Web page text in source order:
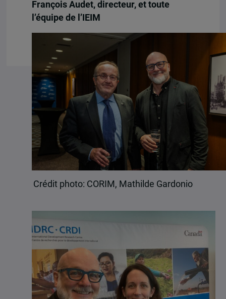
François Audet, directeur, et toute
l’équipe de l’IEIM
Crédit photo: CORIM, Mathilde Gardonio